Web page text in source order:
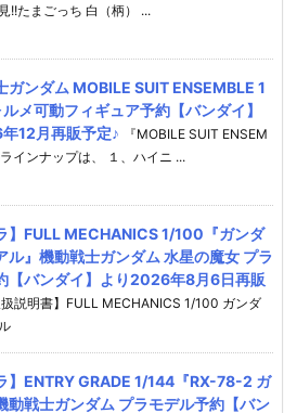
!!たまごっち 白（柄） ...
ガンダム MOBILE SUIT ENSEMBLE 1
メ可動フィギュア予約【バンダイ】
12月再販予定♪
『MOBILE SUIT ENSEM
インナップは、 １、ハイニ ...
】FULL MECHANICS 1/100『ガンダ
ル』機動戦士ガンダム 水星の魔女 プラ
【バンダイ】より2026年8月6日再販
扱説明書】FULL MECHANICS 1/100 ガンダ
】ENTRY GRADE 1/144『RX-78-2 ガ
動戦士ガンダム プラモデル予約【バン